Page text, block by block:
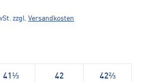
zzgl. Versandkosten
41⅓ 42 42⅔